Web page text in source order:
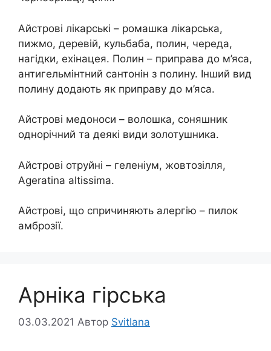
Айстрові лікарські – ромашка лікарська,
пижмо, деревій, кульбаба, полин, череда,
нагідки, ехінацея. Полин – приправа до м’яса,
антигельмінтний сантонін з полину. Інший вид
полину додають як приправу до м’яса.
Айстрові медоноси – волошка, соняшник
однорічний та деякі види золотушника.
Айстрові отруйні – геленіум, жовтозілля,
Ageratina altissima.
Айстрові, що спричиняють алергію – пилок
амброзії.
Арніка гірська
03.03.2021 Автор Svitlana